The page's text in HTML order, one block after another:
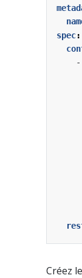
spec:
-
Créez